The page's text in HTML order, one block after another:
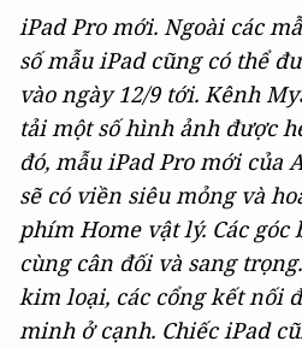
iPad Pro mới. Ngoài các
số mẫu iPad cũng có thể
vào ngày 12/9 tới. Kênh
tải một số hình ảnh được
đó, mẫu iPad Pro mới của
sẽ có viền siêu mỏng và
phím Home vật lý. Các
cùng cân đối và sang
kim loại, các cổng kết nối
minh ở cạnh. Chiếc iPad